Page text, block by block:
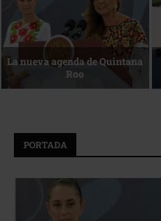
Reconocimiento de viajeros
PORTADA